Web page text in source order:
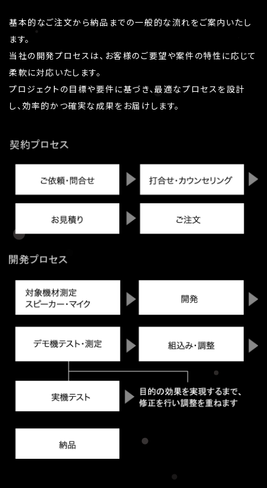
基本的なご注文から納品までの一般的な流れをご案内いたし
ます。
当社の開発プロセスは、お客様のご要望や案件の特性に応じて
柔軟に対応いたします。
プロジェクトの目標や要件に基づき、最適なプロセスを設計
し、効率的かつ確実な成果をお届けします。